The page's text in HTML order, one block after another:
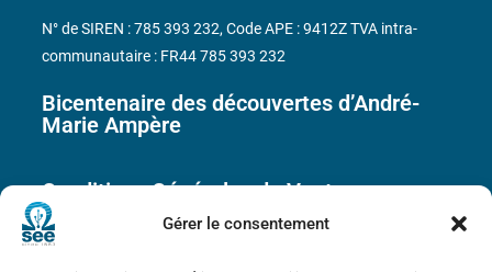
Gérer le consentement
Bicentenaire des découvertes d’André-
Marie Ampère
Conditions Générales de Vente
N° de SIREN : 785 393 232, Code APE : 9412Z TVA intra-
communautaire : FR44 785 393 232